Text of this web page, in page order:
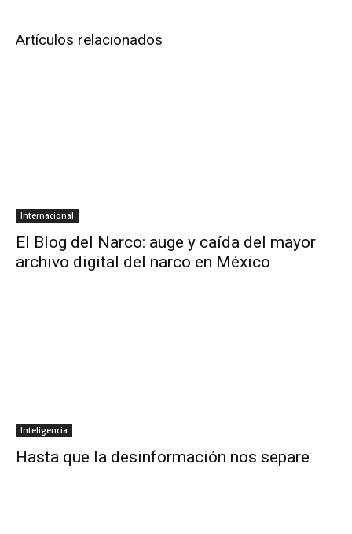
Artículos relacionados
Internacional
El Blog del Narco: auge y caída del mayor
archivo digital del narco en México
Inteligencia
Hasta que la desinformación nos separe